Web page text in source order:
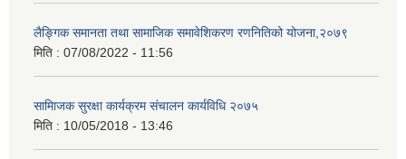
लैङ्गिक समानता तथा सामाजिक समावेशिकरण रणनितिको योजना,२०७९
मिति : 07/08/2022 - 11:56
सामािजक सुरक्षा कार्यक्रम संचालन कार्यविधि २०७५
मिति : 10/05/2018 - 13:46